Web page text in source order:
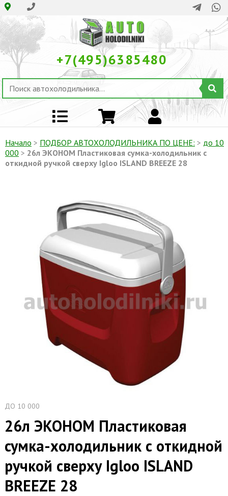
+7(495)6385480
Начало > ПОДБОР АВТОХОЛОДИЛЬНИКА ПO ЦЕНЕ: > до 10
000 > 26л ЭКОНОМ Пластиковая сумка-холодильник с
откидной ручкой сверху Igloo ISLAND BREEZE 28
ДО 10 000
26л ЭКОНОМ Пластиковая
сумка-холодильник с откидной
ручкой сверху Igloo ISLAND
BREEZE 28